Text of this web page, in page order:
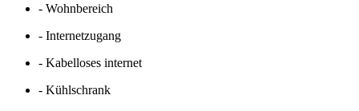
- Wohnbereich
- Internetzugang
- Kabelloses internet
- Kühlschrank